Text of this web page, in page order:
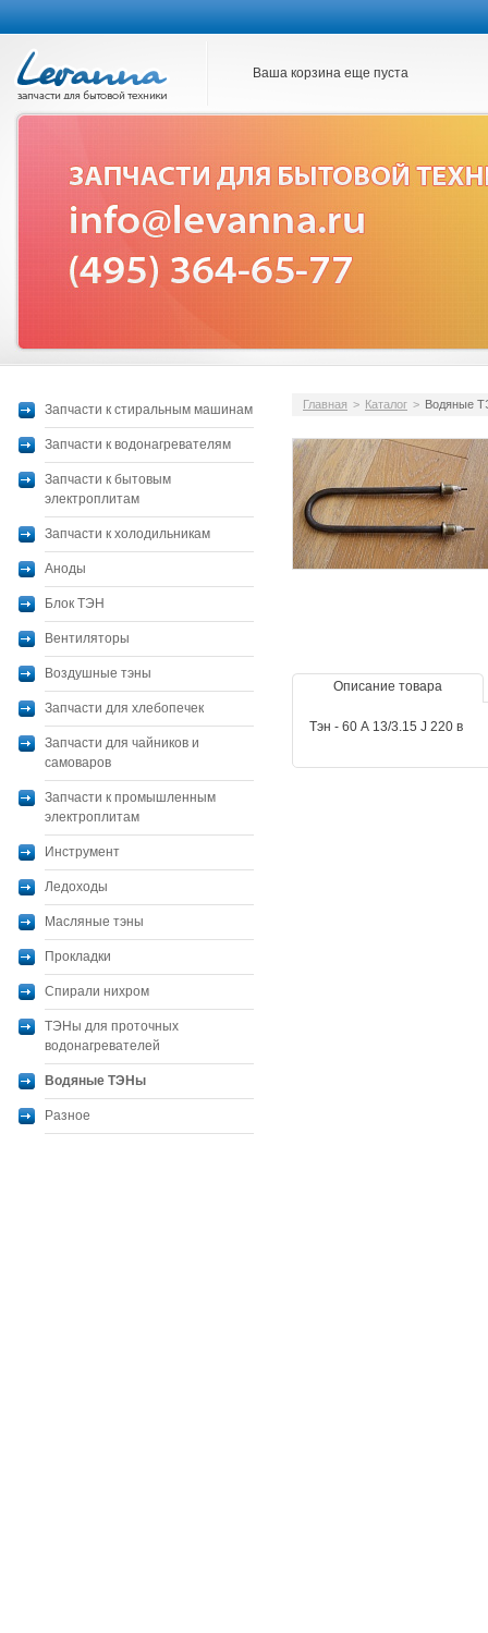
Ваша корзина еще пуста
Запчасти к стиральным машинам
Запчасти к водонагревателям
Запчасти к бытовым
электроплитам
Запчасти к холодильникам
Аноды
Блок ТЭН
Вентиляторы
Воздушные тэны
Запчасти для хлебопечек
Запчасти для чайников и
самоваров
Запчасти к промышленным
электроплитам
Инструмент
Ледоходы
Масляные тэны
Прокладки
Спирали нихром
ТЭНы для проточных
водонагревателей
Водяные ТЭНы
Разное
Главная > Каталог > Водяные
Описание товара
Тэн - 60 А 13/3.15 J 220 в